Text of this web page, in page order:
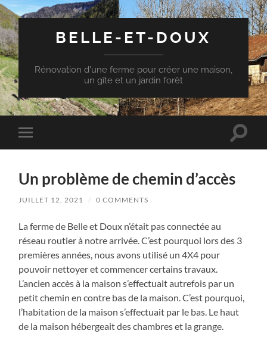
BELLE-ET-DOUX
Rénovation d'une ferme pour créer une maison,
un gîte et un jardin forêt
Toggle
mobile
Toggle
Un problème de chemin d’accès
JUILLET 12, 2021 / 0 COMMENTS
La ferme de Belle et Doux n’était pas connectée au
réseau routier à notre arrivée. C’est pourquoi lors des 3
premières années, nous avons utilisé un 4X4 pour
pouvoir nettoyer et commencer certains travaux.
L’ancien accès à la maison s’effectuait autrefois par un
petit chemin en contre bas de la maison. C’est pourquoi,
l’habitation de la maison s’effectuait par le bas. Le haut
de la maison hébergeait des chambres et la grange.